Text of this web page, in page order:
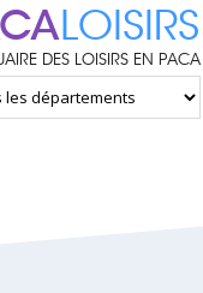
LOISIRS
DES LOISIRS EN PACA